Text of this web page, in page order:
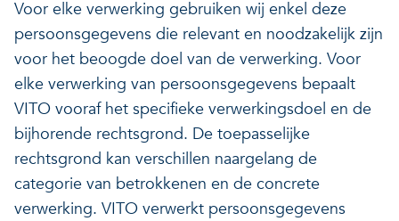
Voor elke verwerking gebruiken wij enkel deze
persoonsgegevens die relevant en noodzakelijk zijn
voor het beoogde doel van de verwerking. Voor
elke verwerking van persoonsgegevens bepaalt
VITO vooraf het specifieke verwerkingsdoel en de
bijhorende rechtsgrond. De toepasselijke
rechtsgrond kan verschillen naargelang de
categorie van betrokkenen en de concrete
verwerking. VITO verwerkt persoonsgegevens